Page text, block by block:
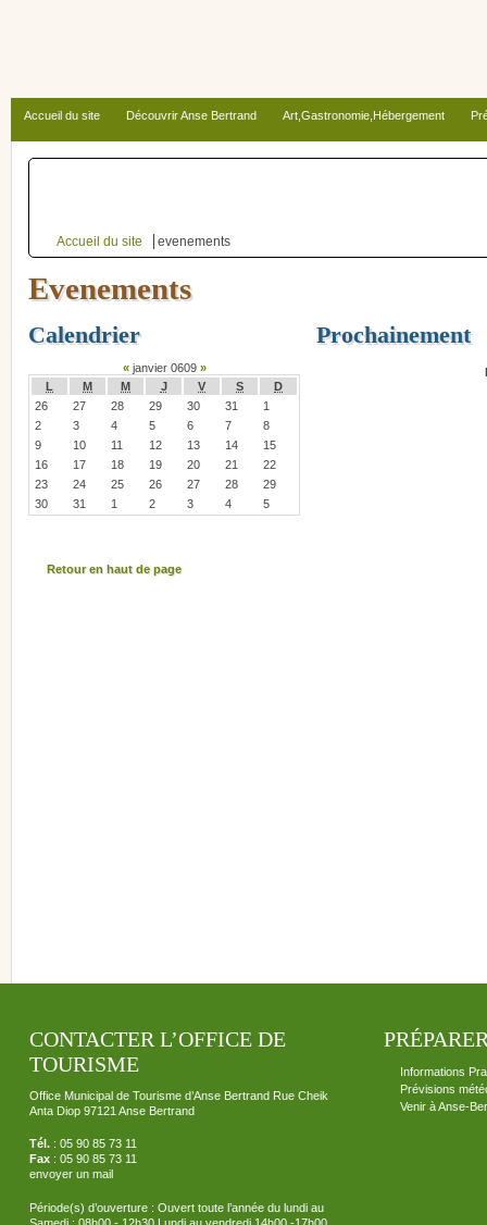
Accueil du site Découvrir Anse Bertrand Art,Gastronomie,Hébergement
Autour d’Anse Bertrand
Accueil du site evenements
Evenements
Calendrier
«janvier 0609 »
L
M M J V S
D
26
27 28 29 30 31
1
2
3 4 5 6 7
8
9
10 11 12 13 14
15
16
17 18 19 20 21
22
23
24 25 26 27 28
29
30
31 1 2 3 4 5
Prochainement
Retour en haut de page
CONTACTER L’OFFICE DE
TOURISME
Office Municipal de Tourisme d’Anse Bertrand Rue Cheik
Anta Diop 97121 Anse Bertrand
Tél. : 05 90 85 73 11
Fax : 05 90 85 73 11
envoyer un mail
Période(s) d’ouverture : Ouvert toute l’année du lundi au
Informations
Prévisions
Venir à Anse-